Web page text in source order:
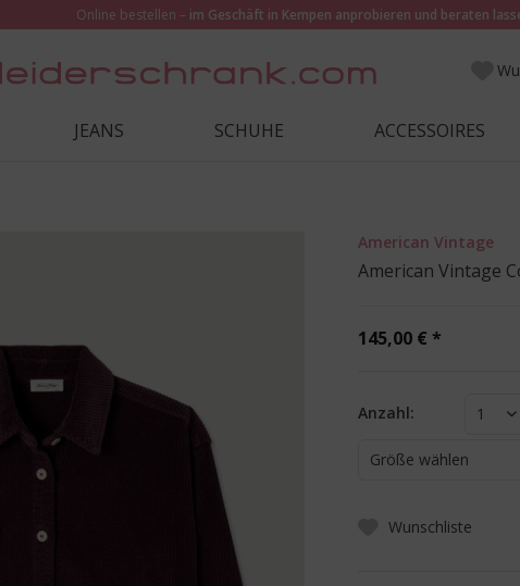
Online bestellen – im Geschäft in Kempen anprobieren und beraten
JEANS SCHUHE ACCESSOIRES
American Vintage
American Vintage
145,00 € *
Anzahl: 1
Größe wählen
Wunschliste